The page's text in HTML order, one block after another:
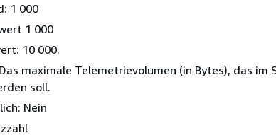
1 000
1 000
10 000.
maximale Telemetrievolumen (in Bytes), das im
soll.
Nein